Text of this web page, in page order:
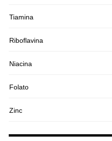
Tiamina
Riboflavina
Niacina
Folato
Zinc